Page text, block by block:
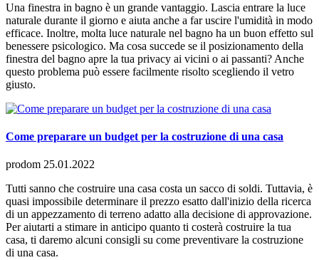
Una finestra in bagno è un grande vantaggio. Lascia entrare la luce
naturale durante il giorno e aiuta anche a far uscire l'umidità in modo
efficace. Inoltre, molta luce naturale nel bagno ha un buon effetto sul
benessere psicologico. Ma cosa succede se il posizionamento della
finestra del bagno apre la tua privacy ai vicini o ai passanti? Anche
questo problema può essere facilmente risolto scegliendo il vetro
giusto.
Come preparare un budget per la costruzione di una casa
prodom 25.01.2022
Tutti sanno che costruire una casa costa un sacco di soldi. Tuttavia, è
quasi impossibile determinare il prezzo esatto dall'inizio della ricerca
di un appezzamento di terreno adatto alla decisione di approvazione.
Per aiutarti a stimare in anticipo quanto ti costerà costruire la tua
casa, ti daremo alcuni consigli su come preventivare la costruzione
di una casa.